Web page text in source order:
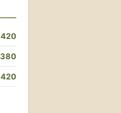
420
380
420